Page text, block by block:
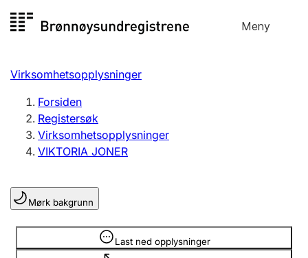
til
Meny
Registersøk
Aksjeselskap
Enkeltpersonforetak
Registrere, endre, slette
Lag og forening
Registrere, endre, slette
Virksomhetsopplysninger
Forsiden
Registersøk
Virksomhetsopplysninger
VIKTORIA JONER
Mørk bakgrunn
Last ned opplysninger
Opplysninger er skjult